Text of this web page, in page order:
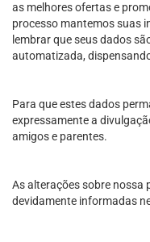
as melhores ofertas e
processo mantemos suas
lembrar que seus dados
automatizada,
Para que estes dados
expressamente a
amigos e parentes.
As alterações sobre nossa
devidamente informadas